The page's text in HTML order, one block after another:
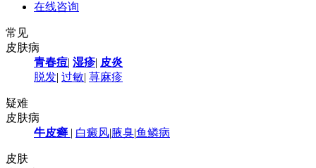
在线咨询
常见
皮肤病
青春痘| 湿疹| 皮炎
脱发| 过敏| 荨麻疹
疑难
皮肤病
牛皮癣 | 白癜风|腋臭|鱼鳞病
皮肤